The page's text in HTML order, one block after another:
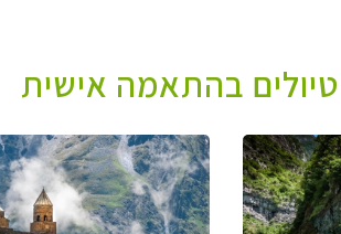
טיולים בהתאמה אישית